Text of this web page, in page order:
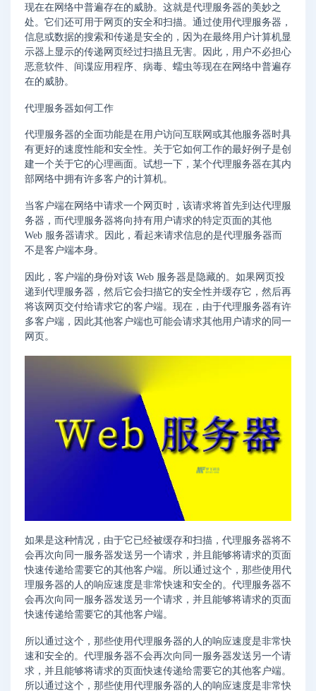
现在在网络中普遍存在的威胁。这就是代理服务器的美妙之
处。它们还可用于网页的安全和扫描。通过使用代理服务器，
信息或数据的搜索和传递是安全的，因为在最终用户计算机显
示器上显示的传递网页经过扫描且无害。因此，用户不必担心
恶意软件、间谍应用程序、病毒、蠕虫等现在在网络中普遍存
在的威胁。
代理服务器如何工作
代理服务器的全面功能是在用户访问互联网或其他服务器时具
有更好的速度性能和安全性。关于它如何工作的最好例子是创
建一个关于它的心理画面。试想一下，某个代理服务器在其内
部网络中拥有许多客户的计算机。
当客户端在网络中请求一个网页时，该请求将首先到达代理服
务器，而代理服务器将向持有用户请求的特定页面的其他
Web 服务器请求。因此，看起来请求信息的是代理服务器而
不是客户端本身。
因此，客户端的身份对该 Web 服务器是隐藏的。如果网页投
递到代理服务器，然后它会扫描它的安全性并缓存它，然后再
将该网页交付给请求它的客户端。现在，由于代理服务器有许
多客户端，因此其他客户端也可能会请求其他用户请求的同一
网页。
如果是这种情况，由于它已经被缓存和扫描，代理服务器将不
会再次向同一服务器发送另一个请求，并且能够将请求的页面
快速传递给需要它的其他客户端。所以通过这个，那些使用代
理服务器的人的响应速度是非常快速和安全的。代理服务器不
会再次向同一服务器发送另一个请求，并且能够将请求的页面
快速传递给需要它的其他客户端。
所以通过这个，那些使用代理服务器的人的响应速度是非常快
速和安全的。代理服务器不会再次向同一服务器发送另一个请
求，并且能够将请求的页面快速传递给需要它的其他客户端。
所以通过这个，那些使用代理服务器的人的响应速度是非常快